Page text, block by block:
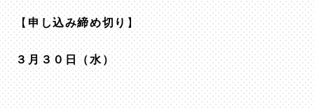
【 申し込み締め切り 】
３月３０日（水）